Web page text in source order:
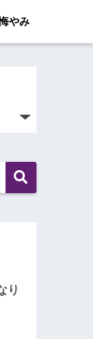
やみ
り